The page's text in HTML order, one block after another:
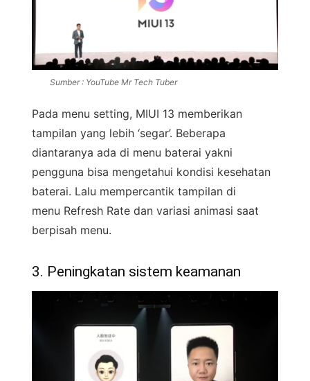
Sumber : YouTube Mr Tech Tuber
Pada menu setting, MIUI 13 memberikan
tampilan yang lebih ‘segar’. Beberapa
diantaranya ada di menu baterai yakni
pengguna bisa mengetahui kondisi kesehatan
baterai. Lalu mempercantik tampilan di
menu Refresh Rate dan variasi animasi saat
berpisah menu.
3. Peningkatan sistem keamanan